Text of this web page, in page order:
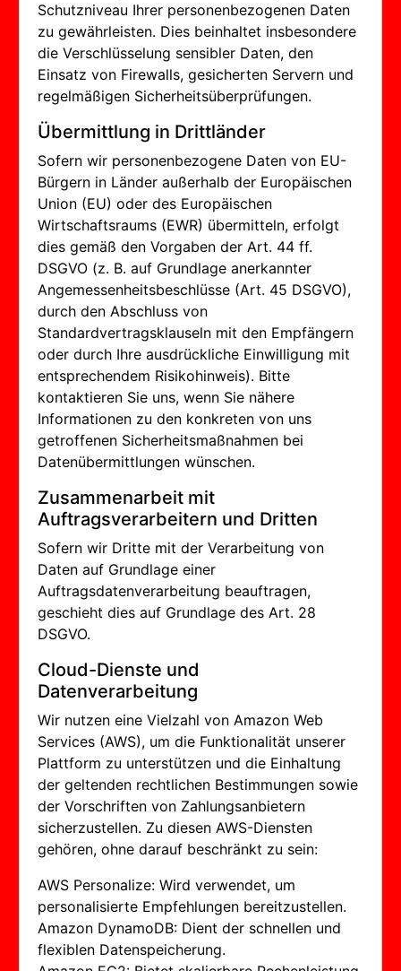
Schutzniveau Ihrer personenbezogenen Daten
zu gewährleisten. Dies beinhaltet insbesondere
die Verschlüsselung sensibler Daten, den
Einsatz von Firewalls, gesicherten Servern und
regelmäßigen Sicherheitsüberprüfungen.
Übermittlung in Drittländer
Sofern wir personenbezogene Daten von EU-
Bürgern in Länder außerhalb der Europäischen
Union (EU) oder des Europäischen
Wirtschaftsraums (EWR) übermitteln, erfolgt
dies gemäß den Vorgaben der Art. 44 ff.
DSGVO (z. B. auf Grundlage anerkannter
Angemessenheitsbeschlüsse (Art. 45 DSGVO),
durch den Abschluss von
Standardvertragsklauseln mit den Empfängern
oder durch Ihre ausdrückliche Einwilligung mit
entsprechendem Risikohinweis). Bitte
kontaktieren Sie uns, wenn Sie nähere
Informationen zu den konkreten von uns
getroffenen Sicherheitsmaßnahmen bei
Datenübermittlungen wünschen.
Zusammenarbeit mit
Auftragsverarbeitern und Dritten
Sofern wir Dritte mit der Verarbeitung von
Daten auf Grundlage einer
Auftragsdatenverarbeitung beauftragen,
geschieht dies auf Grundlage des Art. 28
DSGVO.
Cloud-Dienste und
Datenverarbeitung
Wir nutzen eine Vielzahl von Amazon Web
Services (AWS), um die Funktionalität unserer
Plattform zu unterstützen und die Einhaltung
der geltenden rechtlichen Bestimmungen sowie
der Vorschriften von Zahlungsanbietern
sicherzustellen. Zu diesen AWS-Diensten
gehören, ohne darauf beschränkt zu sein:
AWS Personalize: Wird verwendet, um
personalisierte Empfehlungen bereitzustellen.
Amazon DynamoDB: Dient der schnellen und
flexiblen Datenspeicherung.